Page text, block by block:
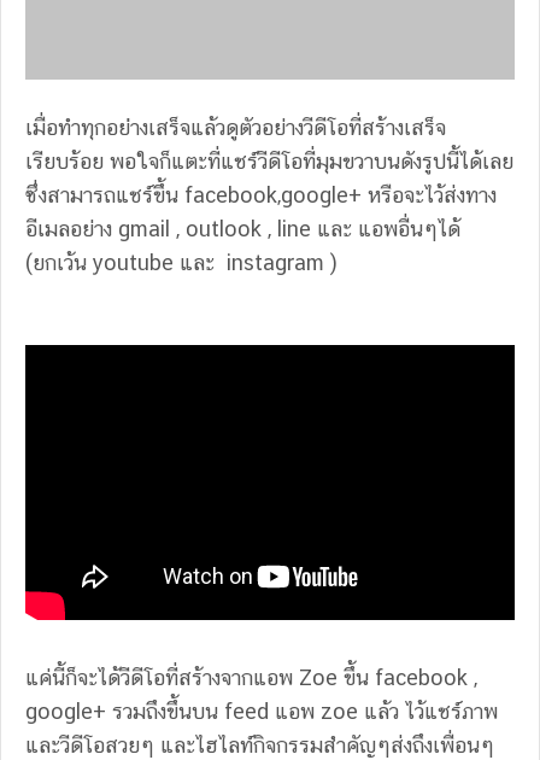
เมื่อทำทุกอย่่างเสร็จแล้วดูตัวอย่างวีดีโอที่สร้างเสร็จ
เรียบร้อย พอใจก็แตะที่แชร์วีดีโอที่มุมขวาบนดังรูปนี้ได้เลย
ซึ่งสามารถแชร์ขึ้น facebook,google+ หรือจะไว้ส่งทาง
อีเมลอย่าง gmail , outlook , line และ แอพอื่นๆได้
(ยกเว้น youtube และ instagram )
แค่นี้ก็จะได้วีดีโอที่สร้างจากแอพ Zoe ขึ้น facebook ,
google+ รวมถึงขึ้นบน feed แอพ zoe แล้ว ไว้แชร์ภาพ
และวีดีโอสวยๆ และไฮไลท์กิจกรรมสำคัญๆส่งถึงเพื่อนๆ